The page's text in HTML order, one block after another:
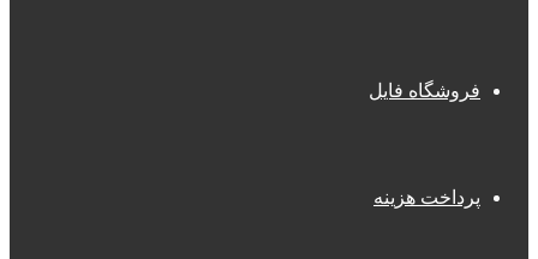
فروشگاه فایل
پرداخت هزینه